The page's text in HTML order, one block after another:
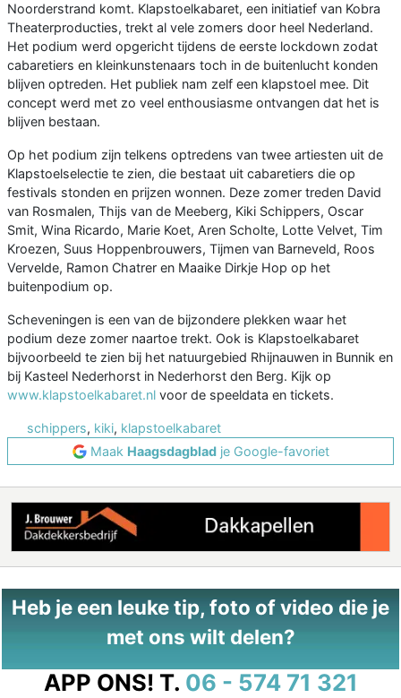
Noorderstrand komt. Klapstoelkabaret, een initiatief van Kobra
Theaterproducties, trekt al vele zomers door heel Nederland.
Het podium werd opgericht tijdens de eerste lockdown zodat
cabaretiers en kleinkunstenaars toch in de buitenlucht konden
blijven optreden. Het publiek nam zelf een klapstoel mee. Dit
concept werd met zo veel enthousiasme ontvangen dat het is
blijven bestaan.
Op het podium zijn telkens optredens van twee artiesten uit de
Klapstoelselectie te zien, die bestaat uit cabaretiers die op
festivals stonden en prijzen wonnen. Deze zomer treden David
van Rosmalen, Thijs van de Meeberg, Kiki Schippers, Oscar
Smit, Wina Ricardo, Marie Koet, Aren Scholte, Lotte Velvet, Tim
Kroezen, Suus Hoppenbrouwers, Tijmen van Barneveld, Roos
Vervelde, Ramon Chatrer en Maaike Dirkje Hop op het
buitenpodium op.
Scheveningen is een van de bijzondere plekken waar het
podium deze zomer naartoe trekt. Ook is Klapstoelkabaret
bijvoorbeeld te zien bij het natuurgebied Rhijnauwen in Bunnik en
bij Kasteel Nederhorst in Nederhorst den Berg. Kijk op
www.klapstoelkabaret.nl voor de speeldata en tickets.
schippers, kiki, klapstoelkabaret
Maak Haagsdagbladje Google-favoriet
Heb je een leuke tip, foto of video die je
met ons wilt delen?
APP ONS! T. 06 - 574 71 321